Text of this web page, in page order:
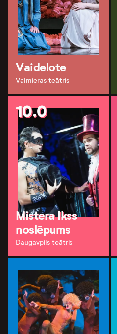
Vaidelote
Valmieras teātris
10.0
Mistera Ikss
noslēpums
Daugavpils teātris